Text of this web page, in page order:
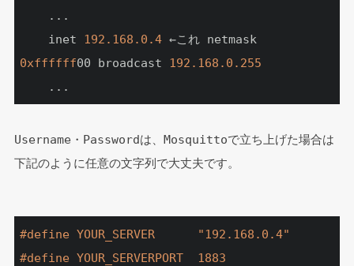
    inet
192.168 .0 .4
0xffffff00 broadcast 192.168 .0 .255
    ...
Username・Passwordは、Mosquittoで立ち上げた場合は
下記のように任意の文字列で大丈夫です。
#define YOUR_SERVER "192.168.0.4"
#define YOUR_SERVERPORT  1883